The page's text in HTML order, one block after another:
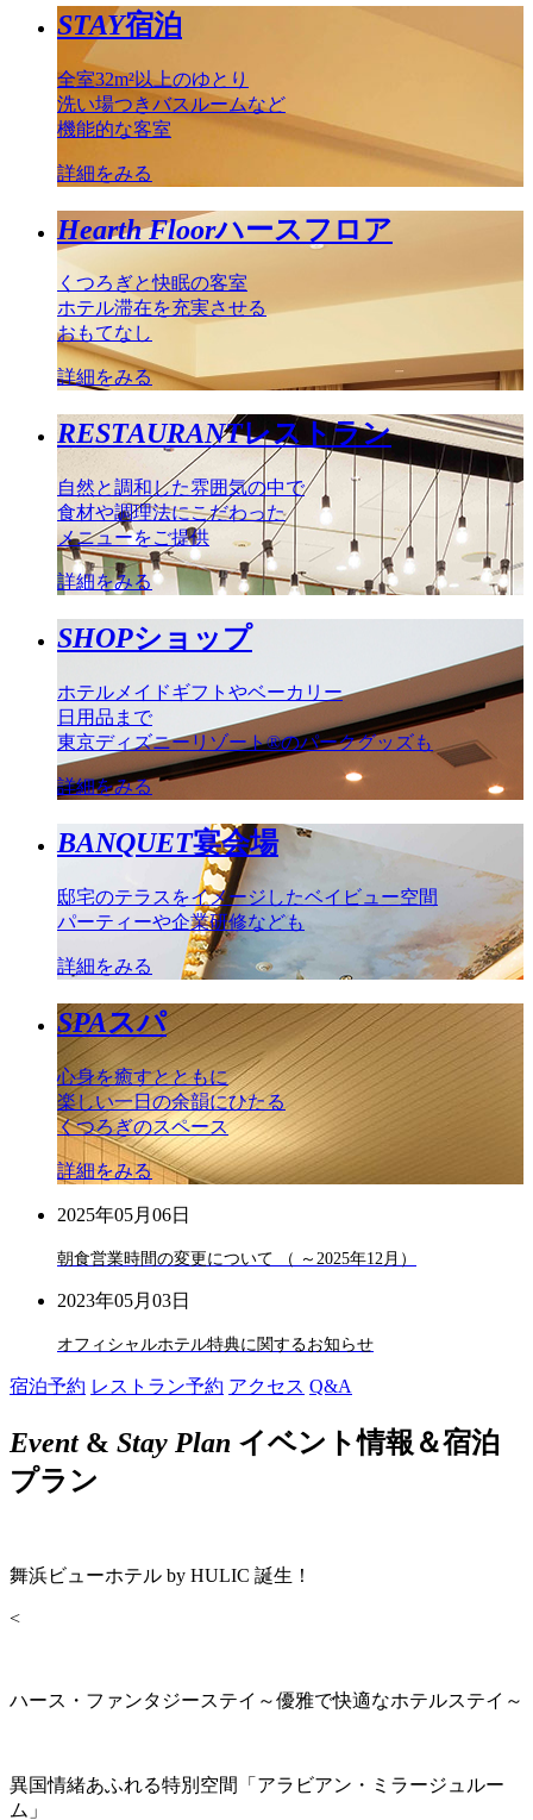
STAY宿泊
全室32m²以上のゆとり
洗い場つきバスルームなど
機能的な客室
詳細をみる
Hearth Floorハースフロア
くつろぎと快眠の客室
ホテル滞在を充実させる
おもてなし
詳細をみる
RESTAURANTレストラン
自然と調和した雰囲気の中で
食材や調理法にこだわった
メニューをご提供
詳細をみる
SHOPショップ
ホテルメイドギフトやベーカリー
日用品まで
東京ディズニーリゾート®のパークグッズも
詳細をみる
BANQUET宴会場
邸宅のテラスをイメージしたベイビュー空間
パーティーや企業研修なども
詳細をみる
SPAスパ
心身を癒すとともに
楽しい一日の余韻にひたる
くつろぎのスペース
詳細をみる
2025年05月06日
朝食営業時間の変更について （ ～2025年12月）
2023年05月03日
オフィシャルホテル特典に関するお知らせ
宿泊予約 レストラン予約 アクセス Q&A
Event& Stay Plan イベント情報＆宿泊
プラン
舞浜ビューホテル by HULIC 誕生！
<
ハース・ファンタジーステイ～優雅で快適なホテルステイ～
異国情緒あふれる特別空間「アラビアン・ミラージュルー
ム」